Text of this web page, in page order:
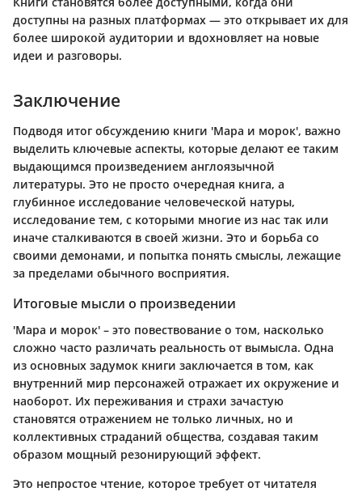
доступны на разных платформах — это открывает их для
более широкой аудитории и вдохновляет на новые
идеи и разговоры.
Заключение
Подводя итог обсуждению книги 'Мара и морок', важно
выделить ключевые аспекты, которые делают ее таким
выдающимся произведением англоязычной
литературы. Это не просто очередная книга, а
глубинное исследование человеческой натуры,
исследование тем, с которыми многие из нас так или
иначе сталкиваются в своей жизни. Это и борьба со
своими демонами, и попытка понять смыслы, лежащие
за пределами обычного восприятия.
Итоговые мысли о произведении
'Мара и морок' – это повествование о том, насколько
сложно часто различать реальность от вымысла. Одна
из основных задумок книги заключается в том, как
внутренний мир персонажей отражает их окружение и
наоборот. Их переживания и страхи зачастую
становятся отражением не только личных, но и
коллективных страданий общества, создавая таким
образом мощный резонирующий эффект.
Это непростое чтение, которое требует от читателя